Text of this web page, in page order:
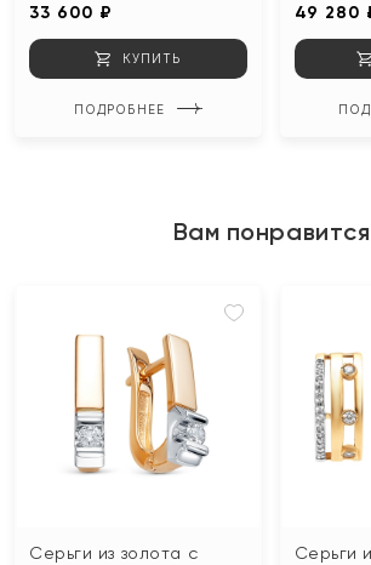
33 600 ₽
КУПИТЬ
ПОДРОБНЕЕ
49 280
Вам понравится
Серьги из золота с
Серьги